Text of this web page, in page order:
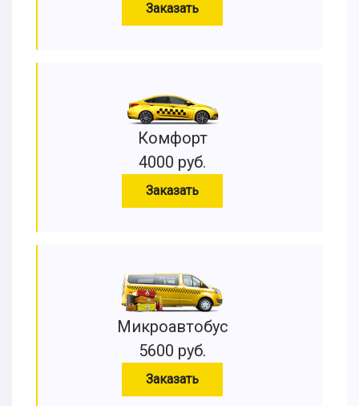
Заказать
Комфорт
4000 руб.
Заказать
Микроавтобус
5600 руб.
Заказать